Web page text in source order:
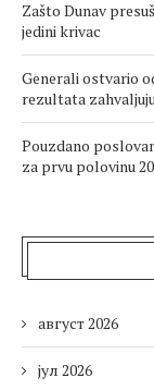
Zašto Dunav
jedini krivac
Generali ostvario
rezultata
Pouzdano
za prvu polovinu
август 2026
јул 2026